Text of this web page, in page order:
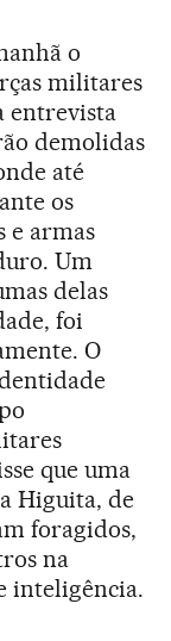
o
militares
entrevista
demolidas
até
os
e armas
Um
delas
foi
O
que uma
Higuita, de
foragidos,
na
inteligência.